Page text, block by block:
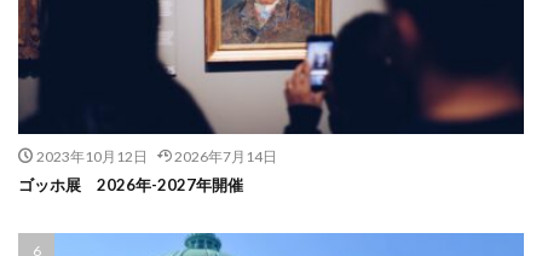
2023年10月12日 2026年7月14日
ゴッホ展 2026年-2027年開催